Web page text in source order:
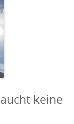
keine